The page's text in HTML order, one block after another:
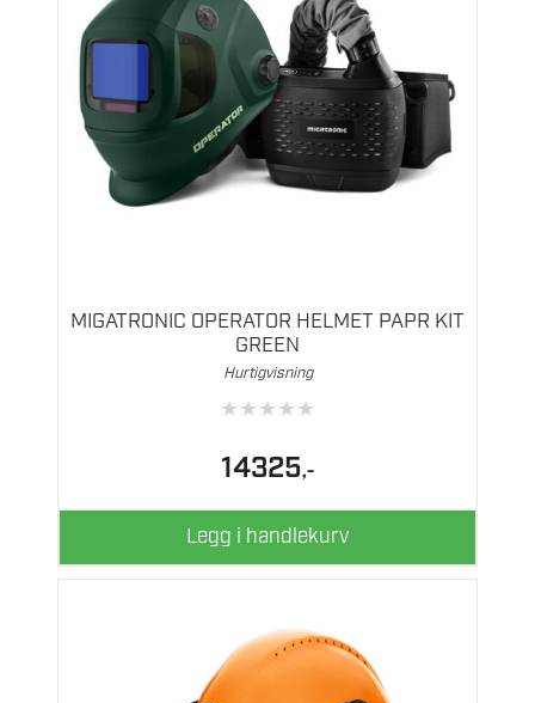
MIGATRONIC OPERATOR HELMET PAPR KIT
GREEN
Hurtigvisning
★★★★★
14325,-
Legg i handlekurv